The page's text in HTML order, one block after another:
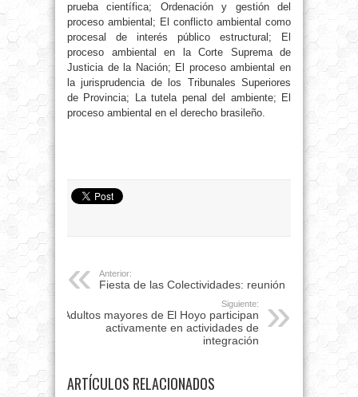
prueba científica; Ordenación y gestión del
proceso ambiental; El conflicto ambiental como
procesal de interés público estructural; El
proceso ambiental en la Corte Suprema de
Justicia de la Nación; El proceso ambiental en
la jurisprudencia de los Tribunales Superiores
de Provincia; La tutela penal del ambiente; El
proceso ambiental en el derecho brasileño.
Anterior:
Fiesta de las Colectividades: reunión
Siguiente:
Adultos mayores de El Hoyo participan
activamente en actividades de
integración
ARTÍCULOS RELACIONADOS